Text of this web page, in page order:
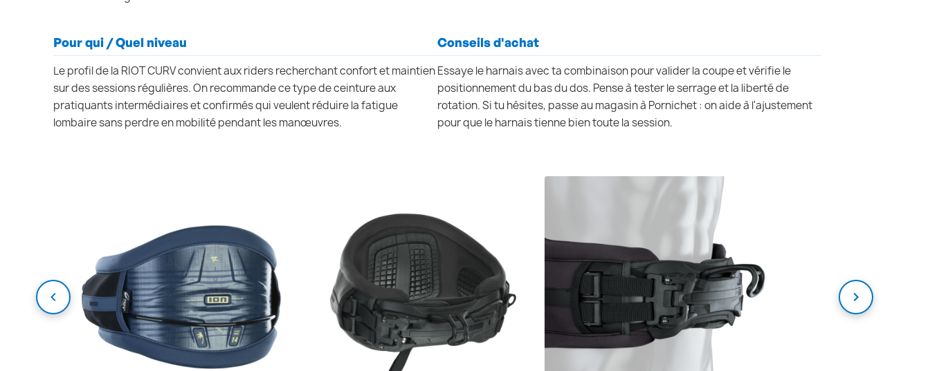
Pour qui / Quel niveau
Le profil de la RIOT CURV convient aux riders recherchant confort et maintien
sur des sessions régulières. On recommande ce type de ceinture aux
pratiquants intermédiaires et confirmés qui veulent réduire la fatigue
lombaire sans perdre en mobilité pendant les manœuvres.
Conseils d'achat
Essaye le harnais avec ta combinaison pour valider la coupe et vérifie le
positionnement du bas du dos. Pense à tester le serrage et la liberté de
rotation. Si tu hésites, passe au magasin à Pornichet : on aide à l'ajustement
pour que le harnais tienne bien toute la session.